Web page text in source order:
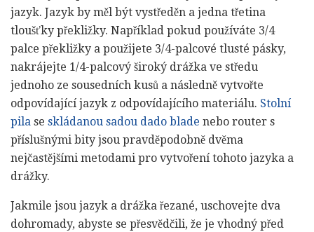
jazyk. Jazyk by měl být vystředěn a jedna třetina
tloušťky překližky. Například pokud používáte 3/4
palce překližky a použijete 3/4-palcové tlusté pásky,
nakrájejte 1/4-palcový široký drážka ve středu
jednoho ze sousedních kusů a následně vytvořte
odpovídající jazyk z odpovídajícího materiálu. Stolní
pila se skládanou sadou dado blade nebo router s
příslušnými bity jsou pravděpodobně dvěma
nejčastějšími metodami pro vytvoření tohoto jazyka a
drážky.
Jakmile jsou jazyk a drážka řezané, uschovejte dva
dohromady, abyste se přesvědčili, že je vhodný před